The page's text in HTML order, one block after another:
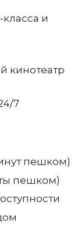
и
кинотеатр
7
пешком)
пешком)